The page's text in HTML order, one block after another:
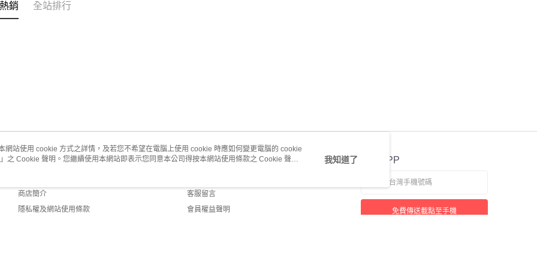
銷 全站排行
關於我們
商店簡介
隱私權及網站使用條款
客服資訊
客服留言
會員權益聲明
官方APP
免費傳送載點至手機
網站使用 cookie 方式之詳情，及若您不希望在電腦上使用 cookie 時應如何變更電腦的 cookie
」之 Cookie 聲明。您繼續使用本網站即表示您同意本公司得按本網站使用條款之 Cookie 聲明
我知道了